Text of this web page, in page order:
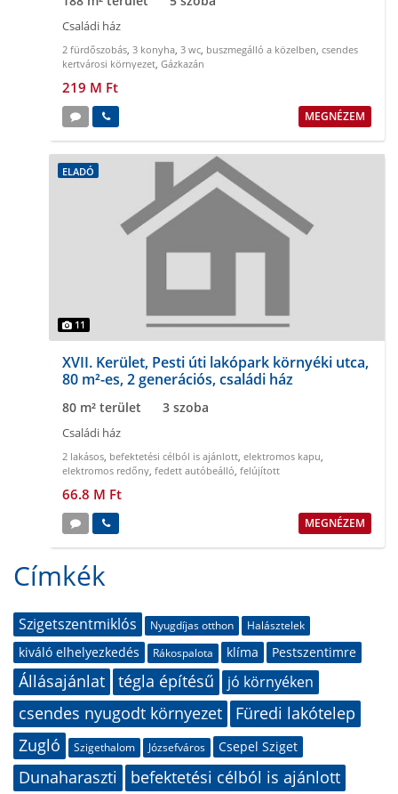
Családi ház
2 fürdőszobás, 3 konyha, 3 wc, buszmegálló a közelben, csendes
kertvárosi környezet, Gázkazán
219 M Ft
MEGNÉZEM
ELADÓ
11
XVII. Kerület, Pesti úti lakópark környéki utca,
80 m²-es, 2 generációs, családi ház
80 m² terület 3 szoba
Családi ház
2 lakásos, befektetési célból is ajánlott, elektromos kapu,
elektromos redőny, fedett autóbeálló, felújított
66.8 M Ft
MEGNÉZEM
Címkék
Szigetszentmiklós Nyugdíjas otthon Halásztelek
kiváló elhelyezkedés Rákospalota klíma Pestszentimre
Állásajánlat tégla építésű jó környéken
csendes nyugodt környezet
Füredi lakótelep
Zugló
Szigethalom Józsefváros Csepel Sziget
Dunaharaszti
befektetési célból is ajánlott